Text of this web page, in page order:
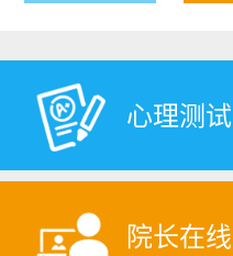
心理测试
院长在线